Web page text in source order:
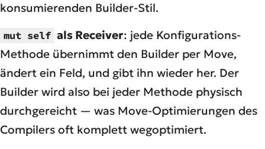
konsumierenden Builder-Stil.
mut self als Receiver: jede Konfigurations-
Methode übernimmt den Builder per Move,
ändert ein Feld, und gibt ihn wieder her. Der
Builder wird also bei jeder Methode physisch
durchgereicht — was Move-Optimierungen des
Compilers oft komplett wegoptimiert.